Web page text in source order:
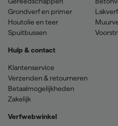
Grondverf en primer
Houtolie en teer
Spuitbussen
Lakverf
Hulp & contact
Klantenservice
Verzenden & retourneren
Betaalmogelijkheden
Zakelijk
Verfwebwinkel